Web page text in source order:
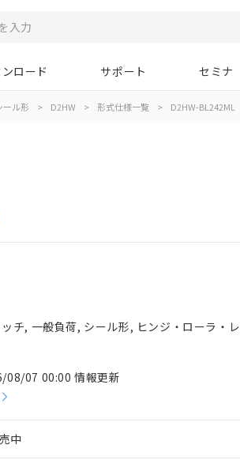
ロード サポート セミナ
ール形 > D2HW > 形式仕様一覧 > D2HW-BL242ML
チ, 一般負荷, シール形, ヒンジ・ローラ・
08/07 00:00 情報更新
中